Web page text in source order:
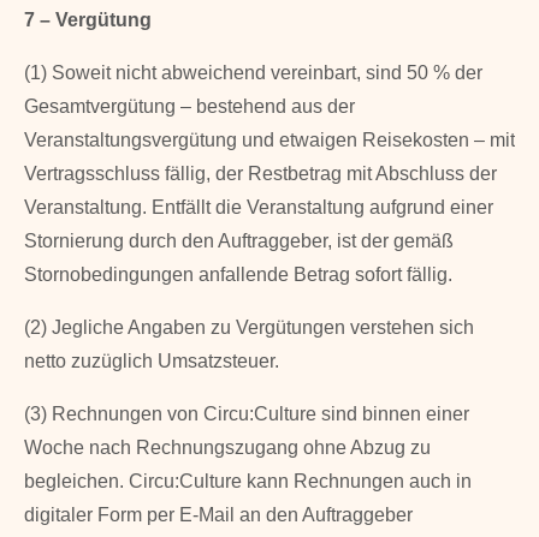
7 – Vergütung
(1) Soweit nicht abweichend vereinbart, sind 50 % der
Gesamtvergütung – bestehend aus der
Veranstaltungsvergütung und etwaigen Reisekosten – mit
Vertragsschluss fällig, der Restbetrag mit Abschluss der
Veranstaltung. Entfällt die Veranstaltung aufgrund einer
Stornierung durch den Auftraggeber, ist der gemäß
Stornobedingungen anfallende Betrag sofort fällig.
(2) Jegliche Angaben zu Vergütungen verstehen sich
netto zuzüglich Umsatzsteuer.
(3) Rechnungen von Circu:Culture sind binnen einer
Woche nach Rechnungszugang ohne Abzug zu
begleichen. Circu:Culture kann Rechnungen auch in
digitaler Form per E-Mail an den Auftraggeber